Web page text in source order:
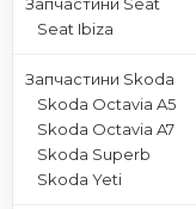
Seat Ibiza
Запчастини Skoda
Skoda Octavia A5
Skoda Octavia A7
Skoda Superb
Skoda Yeti